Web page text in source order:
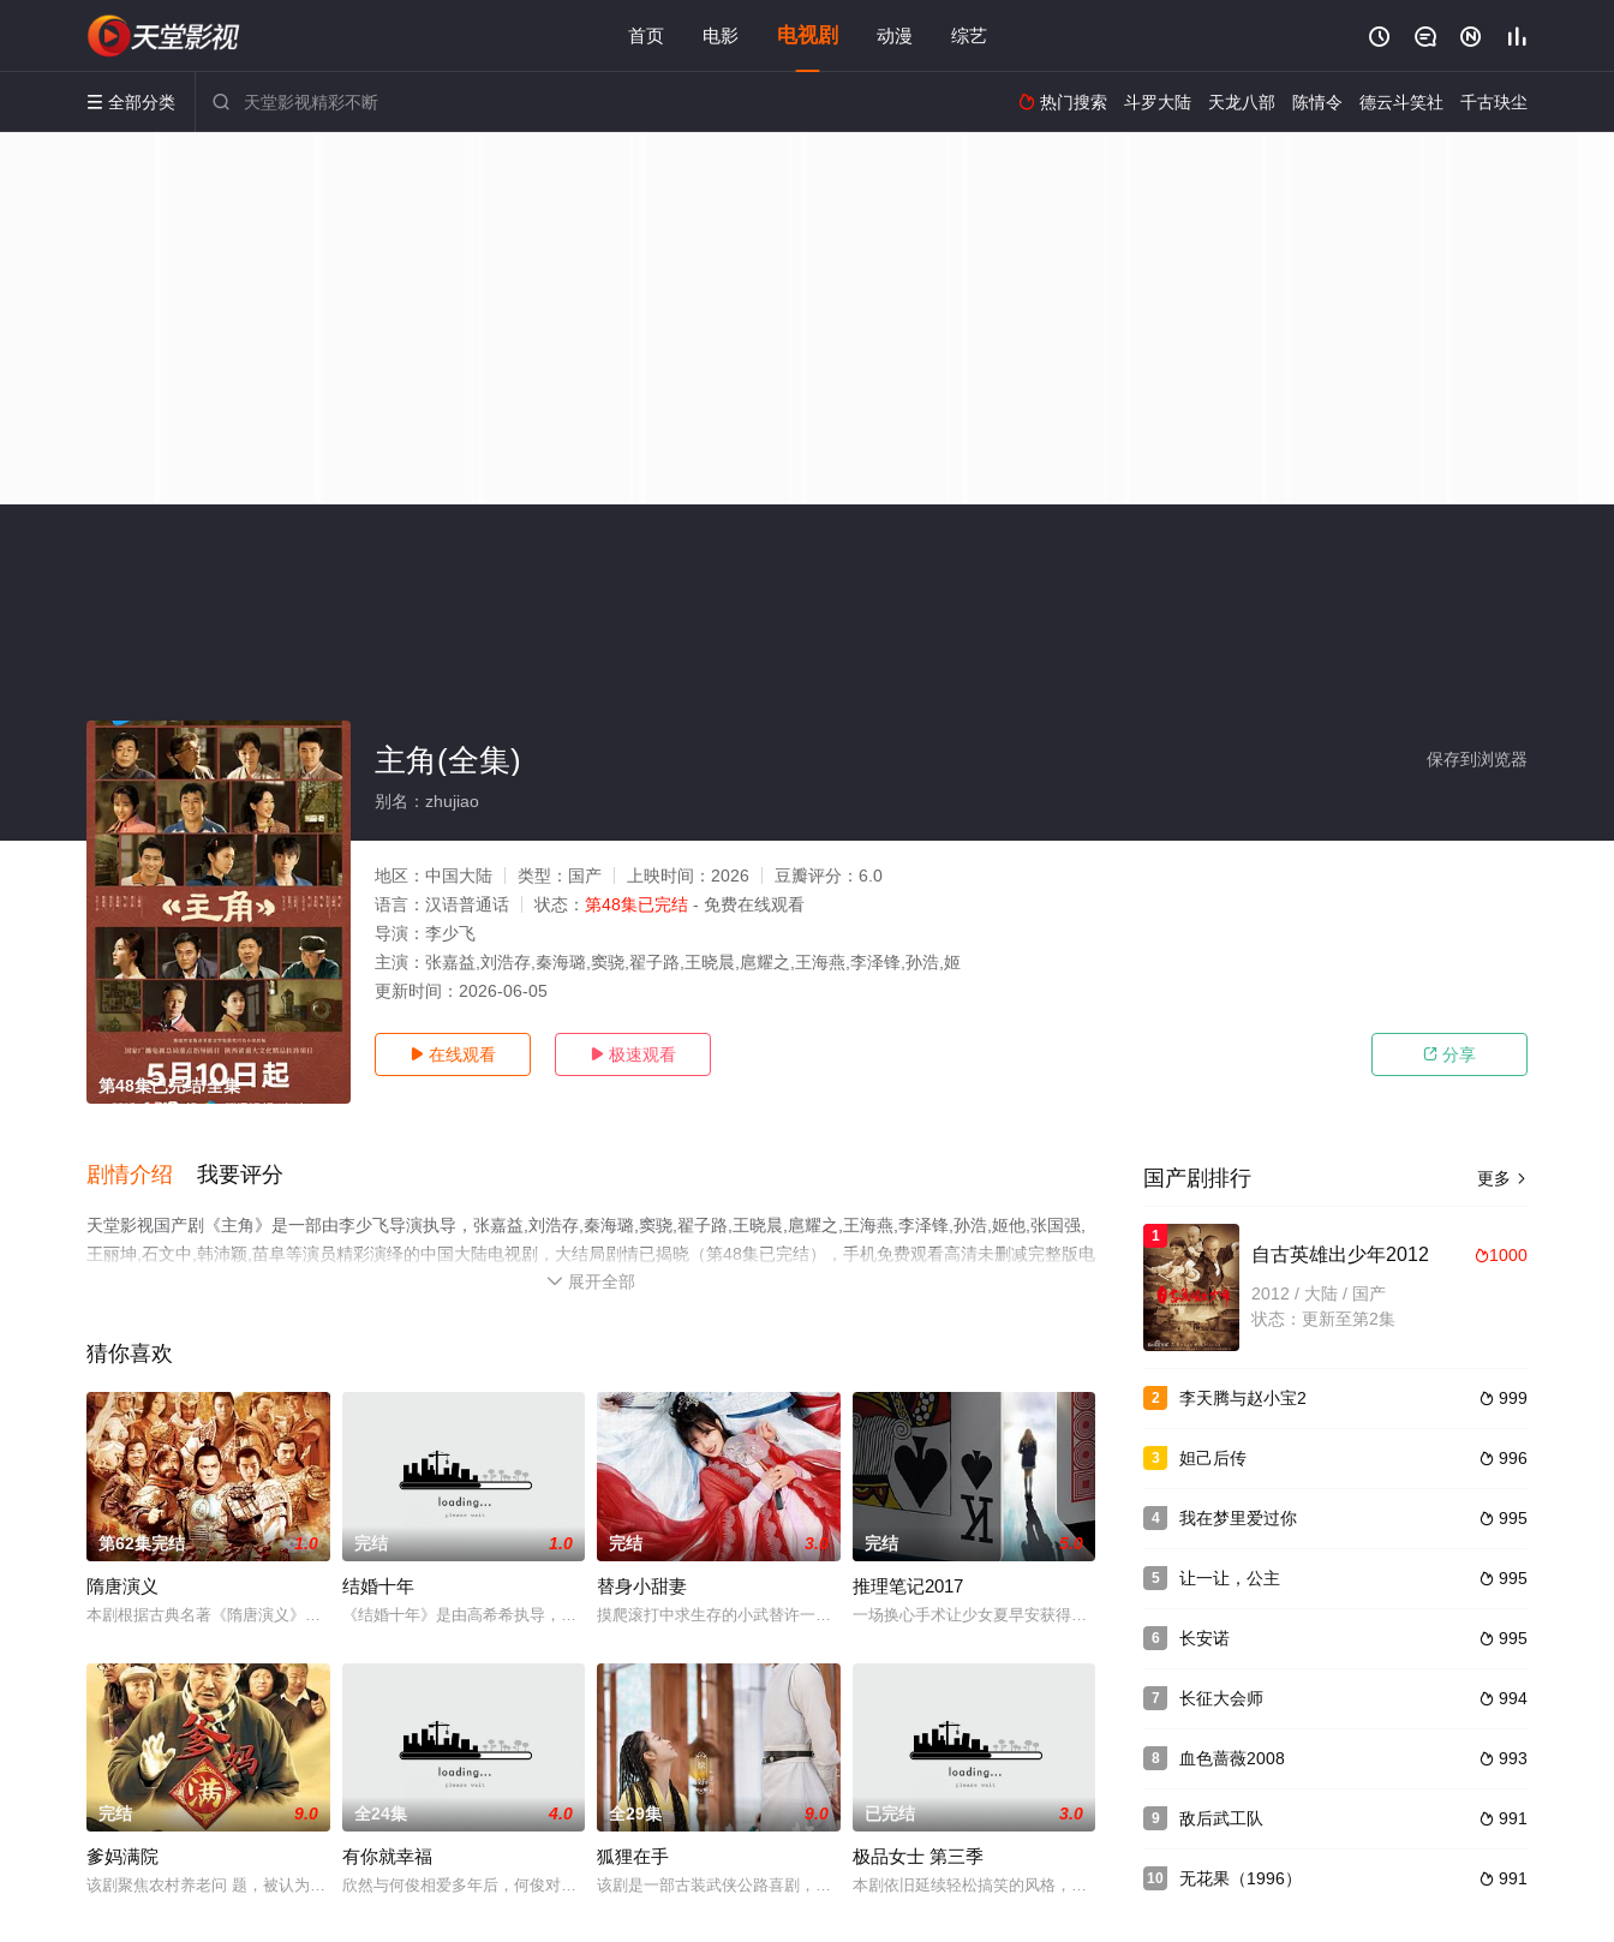
首页 电影 电视剧 动漫 综艺    
 全部分类   热门搜索 斗罗大陆 天龙八部 陈情令 德云斗笑社 千古玦尘
第48集已完结/全集
保存到浏览器
主角(全集)
别名：zhujiao
地区： 中国大陆 类型： 国产 上映时间： 2026 豆瓣评分： 6.0
语言： 汉语普通话 状态： 第48集已完结 - 免费在线观看
导演： 李少飞
主演： 张嘉益,刘浩存,秦海璐,窦骁,翟子路,王晓晨,扈耀之,王海燕,李泽锋,孙浩,姬
更新时间： 2026-06-05
 在线观看  极速观看  分享
剧情介绍 我要评分
天堂影视国产剧《主角》是一部由李少飞导演执导，张嘉益,刘浩存,秦海璐,窦骁,翟子路,王晓晨,扈耀之,王海燕,李泽锋,孙浩,姬他,张国强,
王丽坤,石文中,韩沛颖,苗阜等演员精彩演绎的中国大陆电视剧，大结局剧情已揭晓（第48集已完结），手机免费观看高清未删减完整版电
视剧全集就上天堂电影网，更多相关信息可移步至豆瓣电视剧、电视猫或剧情网等平台了解。
 展开全部
猜你喜欢
第62集完结 1.0
隋唐演义
本剧根据古典名著《隋唐演义》改编。北齐名将之后秦琼（严宽 饰），自小与程咬金（姜武 饰）一起长大，凭借一身武功被官府提拔
完结 1.0
结婚十年
《结婚十年》是由高希希执导，陈建斌、徐帆、史可、洪剑涛、牛莉领衔主演的现实题材电视连续剧。该剧讲述都市人婚后十年所发生的
完结 3.0
替身小甜妻
摸爬滚打中求生存的小武替许一诺，和大明星周洛琛不小心吻在了一起，导致女主角宋凝烟前来刁难。三人在马车中起了争执后，马车竟
完结 5.0
推理笔记2017
一场换心手术让少女夏早安获得双重人格，拥有推理能力的隐藏人格——爱迪生，牵引着夏早安进入了一系列
完结 9.0
爹妈满院
该剧聚焦农村养老问 题，被认为是“本山剧”在乡土和城市 对撞、喜剧和正剧磨合后，重新投射 农民生存状态的回归之作。
全24集 4.0
有你就幸福
欣然与何俊相爱多年后，何俊对爱失去了热情，采取不付出、不分手、不负责的态度，让两人之间呈现出一种尴尬的局面。陆安看不下去
全29集 9.0
狐狸在手
该剧是一部古装武侠公路喜剧，讲述了一个柔弱腹黑美男曲徵，与乐天派失忆女主金百万，两人联手揭露江湖阴谋击退邪恶的故事，表现
已完结 3.0
极品女士 第三季
本剧依旧延续轻松搞笑的风格，剧集秉承了优良的品质。每集由多个片段组成，女主角通过千变万化的职业或
更多 
国产剧排行
1
1000
自古英雄出少年2012
2012 / 大陆 / 国产
状态：更新至第2集
2  999
李天腾与赵小宝2
3  996
妲己后传
4  995
我在梦里爱过你
5  995
让一让，公主
6  995
长安诺
7  994
长征大会师
8  993
血色蔷薇2008
9  991
敌后武工队
10  991
无花果（1996）